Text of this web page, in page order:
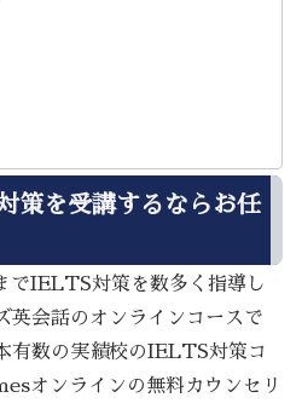
策を受講するならお任
でIELTS対策を数多く指導し
英会話のオンラインコースで
有数の実績校のIELTS対策コ
オンラインの無料カウンセリ